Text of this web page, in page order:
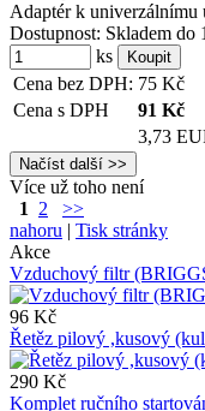
Adaptér k
Dostupnost: Skladem do
ks
Cena bez DPH: 75 Kč
Cena s DPH
91 Kč
3,73
Více už toho není
1 2
>>
nahoru | Tisk stránky
Akce
Vzduchový filtr
96 Kč
Řetěz pilový ,kusový
290 Kč
Komplet ručního